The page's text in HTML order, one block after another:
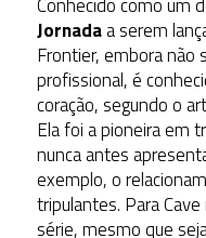
Jornadaa serem
Frontier, embora não
profissional, é
coração, segundo o
Ela foi a pioneira em
nunca antes
exemplo, o
tripulantes. Para
série, mesmo que